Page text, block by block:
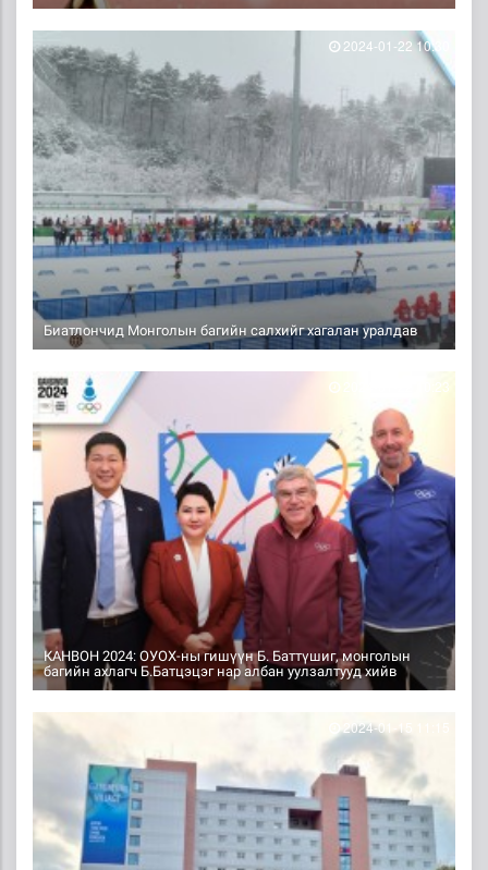
Биатлончид Монголын багийн салхийг хагалан уралдав
2024-01-22 10:30
КАНВОН 2024: ОУОХ-ны гишүүн Б. Баттүшиг, монголын
багийн ахлагч Б.Батцэцэг нар албан уулзалтууд хийв
2024-01-22 10:23
2024-01-15 11:15